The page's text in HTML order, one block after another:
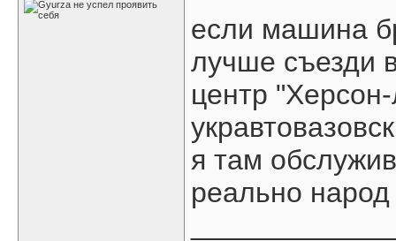
если машина
лучше съезди
центр
я там
реально